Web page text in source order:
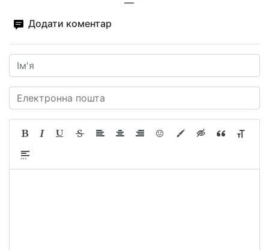
Додати коментар